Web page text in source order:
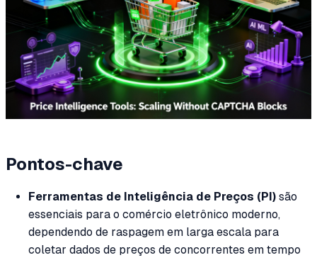
Pontos-chave
Ferramentas de Inteligência de Preços (PI) são
essenciais para o comércio eletrônico moderno,
dependendo de raspagem em larga escala para
coletar dados de preços de concorrentes em tempo